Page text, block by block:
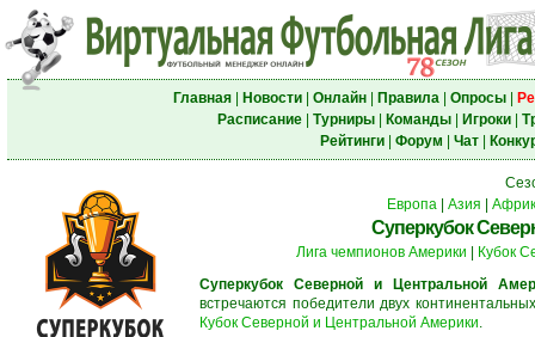
Главная| Новости| Онлайн| Правила| Опросы|
Расписание| Турниры| Команды| Игроки|
Рейтинги| Форум Чат|
Европа| Азия
Суперкубок
Лига чемпионов Америки
Кубок
Суперкубок Северной и Центральной
встречаются победители двух
Кубок Северной и Центральной Америки.